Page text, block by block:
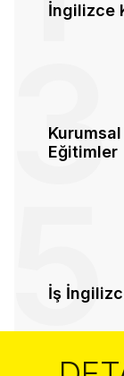
İngilizce
Kurumsal
Eğitimler
3
İş
5